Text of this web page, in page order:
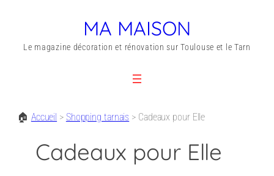
MA MAISON
Le magazine décoration et rénovation sur Toulouse et le Tarn
🏠 Accueil > Shopping tarnais > Cadeaux pour Elle
Cadeaux pour Elle